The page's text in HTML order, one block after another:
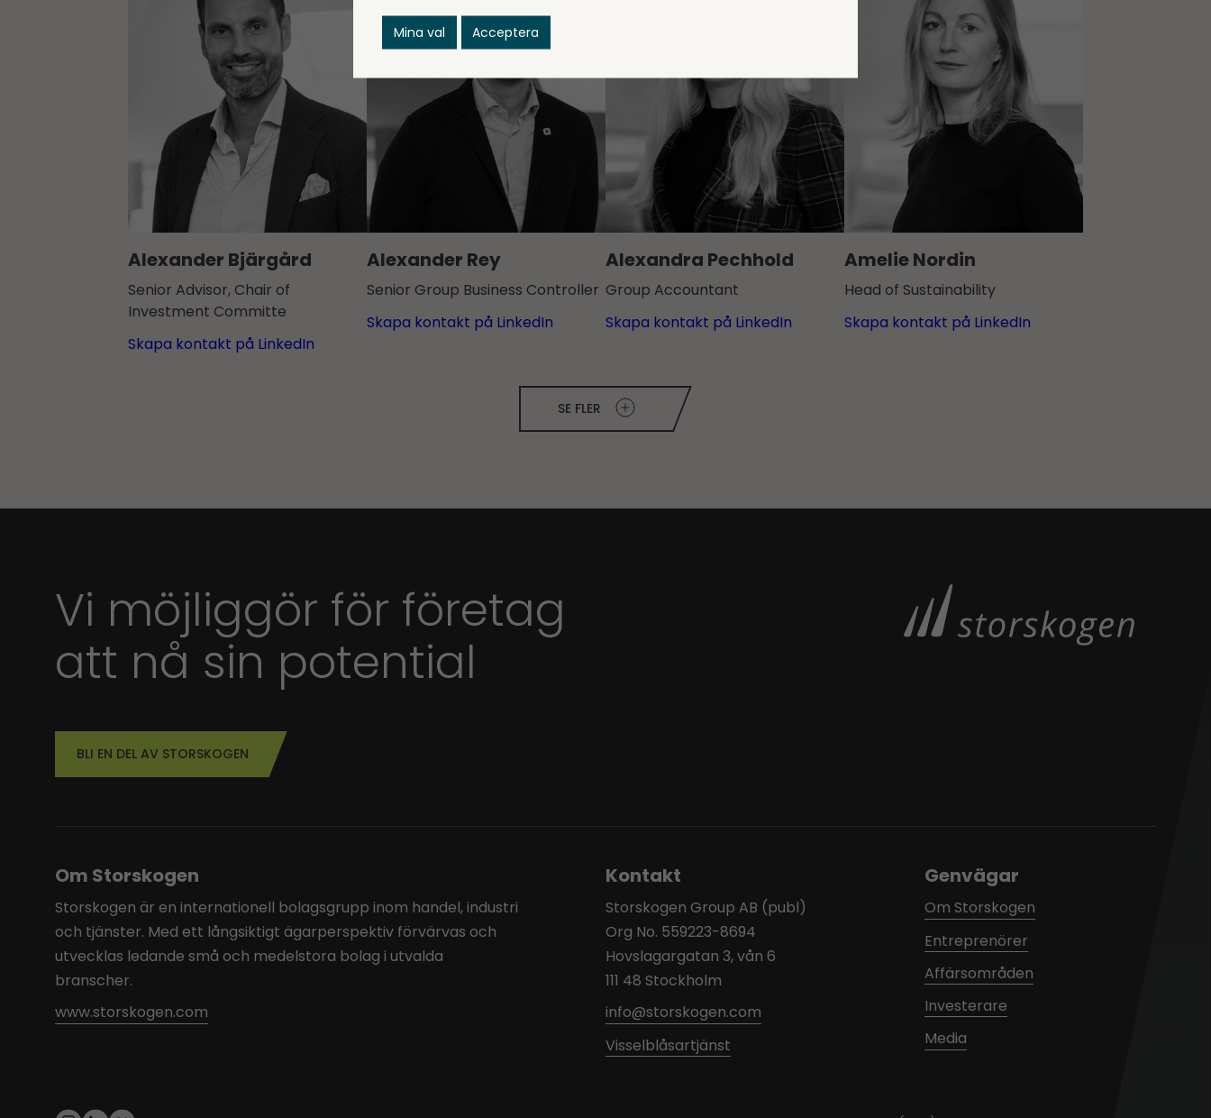
Alexander Bjärgård
Senior Advisor, Chair of
Investment Committe
Skapa kontakt på LinkedIn
Alexander Rey
Senior Group Business Controller
Skapa kontakt på LinkedIn
Alexandra Pechhold
Group Accountant
Skapa kontakt på LinkedIn
Amelie Nordin
Head of Sustainability
Skapa kontakt på LinkedIn
SE FLER
Vi möjliggör för företag
att nå sin potential
BLI EN DEL AV STORSKOGEN
Om Storskogen
Storskogen är en internationell bolagsgrupp inom handel, industri
och tjänster. Med ett långsiktigt ägarperspektiv förvärvas och
utvecklas ledande små och medelstora bolag i utvalda
branscher.
www.storskogen.com
Kontakt
Storskogen Group AB (publ)
Org No. 559223-8694
Hovslagargatan 3, vån 6
111 48 Stockholm
info@storskogen.com
Visselblåsartjänst
Genvägar
Om Storskogen
Entreprenörer
Affärsområden
Investerare
Media
Mina val Acceptera